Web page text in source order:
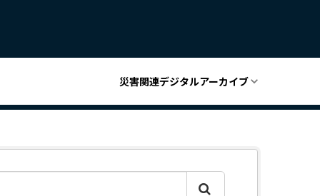
災害関連デジタルアーカイブ